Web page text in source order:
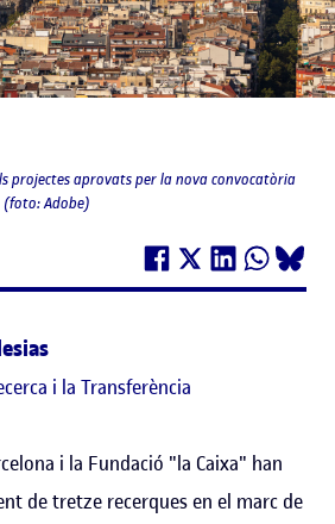
projectes aprovats per la nova convocatòria
(foto: Adobe)
i la Transferència
i la Fundació "la Caixa" han
de tretze recerques en el marc de